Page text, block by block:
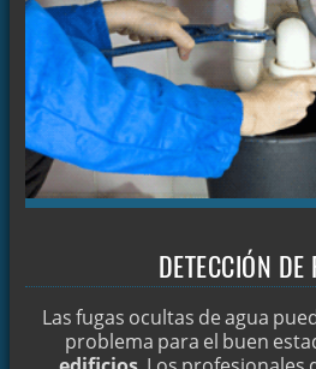
PRESUPUESTO ON-LINE Y
DESATASCOS EN CÁDIZ
LIMPIEZA DE TUBERÍAS
LOCALIZACIÓN DE ARQUETAS EN
LOCALIZACIÓN DE FUGAS DE AGUA
IMPERMEABILIZACIÓN DE BARCOS
LIMPIEZA MECÁNICA E HIDRÁULICA
DESPÍDASE DE LAS HUMEDADES
LIMPIEZA DE ALCANTARILLAS
DETECCIÓN DE
Las fugas ocultas de agua
problema para el buen